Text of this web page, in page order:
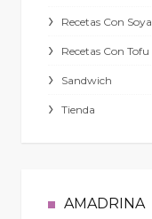
Recetas Con Soya
Recetas Con Tofu
Sandwich
Tienda
AMADRINA